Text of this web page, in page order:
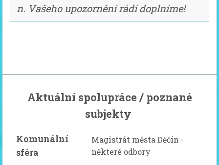
n. Vašeho upozornění rádi doplníme!
Aktuální spolupráce / poznané
subjekty
Komunální
sféra
Magistrát města Děčín -
některé odbory